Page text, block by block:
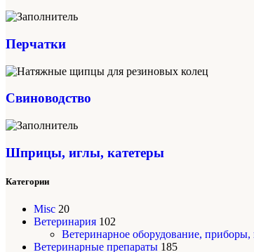
Перчатки
Свиноводство
Шприцы, иглы, катетеры
Категории
Misc 20
Ветеринария 102
Ветеринарное оборудование,
Ветеринарные препараты 185